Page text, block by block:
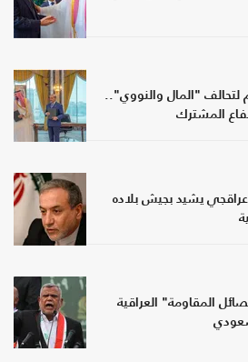
لتحالف "المال والنووي"..
المشترك
عراقجي يشيد بجيش بلاده
المقاومة" العراقية